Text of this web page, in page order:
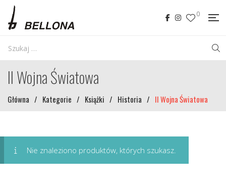
0
II Wojna Światowa
Główna / Kategorie / Książki / Historia / II Wojna Światowa
Nie znaleziono produktów, których szukasz.